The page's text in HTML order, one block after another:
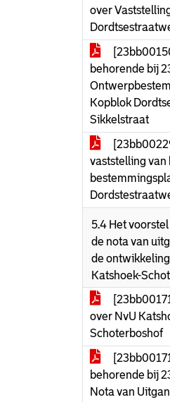
over
behorende bij
Kopblok
Sikkelstraat
vaststelling van
5.4 Het
de nota van
de
Katshoek-
over NvU
Schoterboshof
behorende bij
Nota van